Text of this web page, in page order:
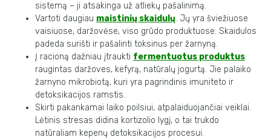
sistemą – ji atsakinga už atliekų pašalinimą.
Vartoti daugiau maistinių skaidulų. Jų yra šviežiuose
vaisiuose, daržovėse, viso grūdo produktuose. Skaidulos
padeda surišti ir pašalinti toksinus per žarnyną.
Į racioną dažniau įtraukti fermentuotus produktus:
raugintas daržoves, kefyrą, natūralų jogurtą. Jie palaiko
žarnyno mikrobiotą, kuri yra pagrindinis imuniteto ir
detoksikacijos ramstis.
Skirti pakankamai laiko poilsiui, atpalaiduojančiai veiklai.
Lėtinis stresas didina kortizolio lygį, o tai trukdo
natūraliam kepenų detoksikacijos procesui.